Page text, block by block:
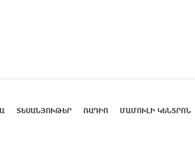
ՏԵՍԱՆՅՈՒԹԵՐ ՌԱԴԻՈ ՄԱՄՈՒԼԻ ԿԵՆՏՐՈՆ